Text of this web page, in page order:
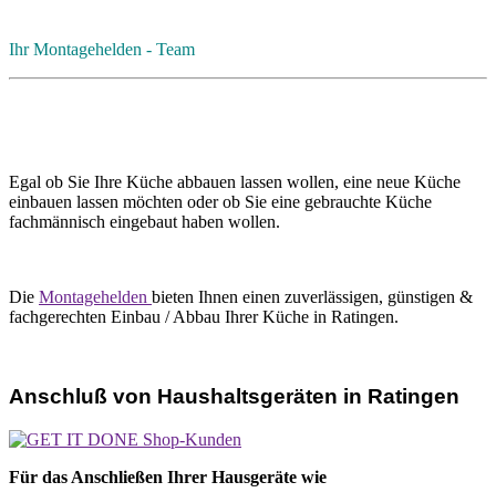
Ihr Montagehelden - Team
Egal ob Sie Ihre Küche abbauen lassen wollen, eine neue Küche
einbauen lassen möchten oder ob Sie eine gebrauchte Küche
fachmännisch eingebaut haben wollen.
Die Montagehelden bieten Ihnen einen zuverlässigen, günstigen &
fachgerechten Einbau / Abbau Ihrer Küche in Ratingen.
Anschluß von Haushaltsgeräten in Ratingen
Für das Anschließen Ihrer Hausgeräte wie